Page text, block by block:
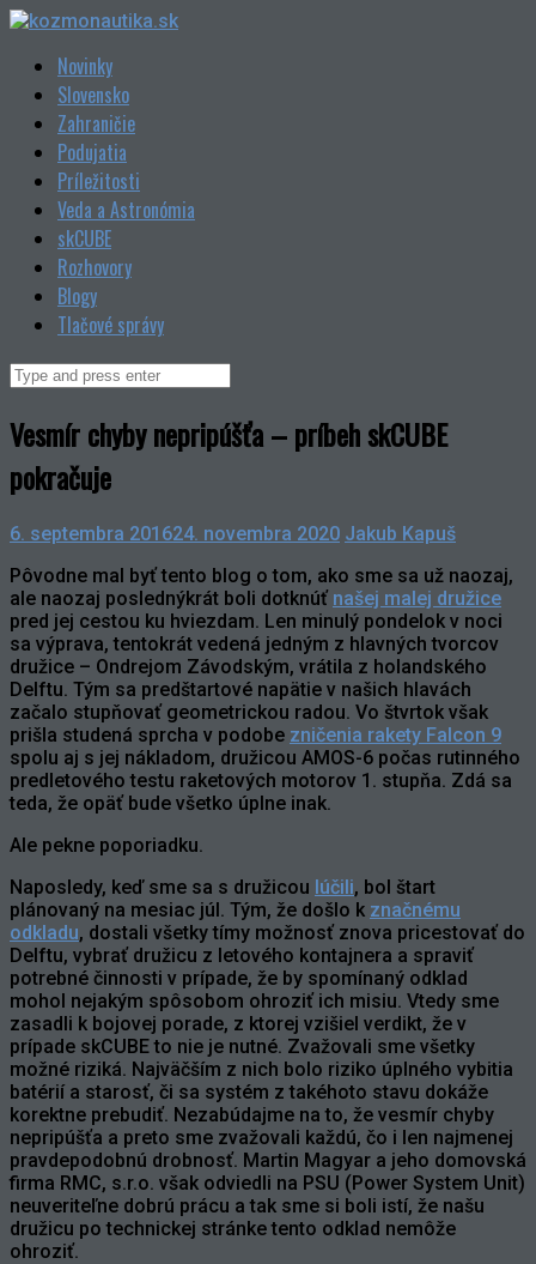
Skip
contentNovinky
Slovensko
Zahraničie
Podujatia
Príležitosti
Veda a Astronómia
skCUBE
Rozhovory
Blogy
Tlačové správy
Search
Vesmír chyby nepripúšťa – príbeh skCUBE
pokračuje
6. septembra 201624. novembra 2020 Jakub Kapuš
Pôvodne mal byť tento blog o tom, ako sme sa už naozaj,
ale naozaj poslednýkrát boli dotknúť našej malej družice
pred jej cestou ku hviezdam. Len minulý pondelok v noci
sa výprava, tentokrát vedená jedným z hlavných tvorcov
družice – Ondrejom Závodským, vrátila z holandského
Delftu. Tým sa predštartové napätie v našich hlavách
začalo stupňovať geometrickou radou. Vo štvrtok však
prišla studená sprcha v podobe zničenia rakety Falcon 9
spolu aj s jej nákladom, družicou AMOS-6 počas rutinného
predletového testu raketových motorov 1. stupňa. Zdá sa
teda, že opäť bude všetko úplne inak.
Ale pekne poporiadku.
Naposledy, keď sme sa s družicou lúčili, bol štart
plánovaný na mesiac júl. Tým, že došlo k značnému
odkladu, dostali všetky tímy možnosť znova pricestovať do
Delftu, vybrať družicu z letového kontajnera a spraviť
potrebné činnosti v prípade, že by spomínaný odklad
mohol nejakým spôsobom ohroziť ich misiu. Vtedy sme
zasadli k bojovej porade, z ktorej vzišiel verdikt, že v
prípade skCUBE to nie je nutné. Zvažovali sme všetky
možné riziká. Najväčším z nich bolo riziko úplného vybitia
batérií a starosť, či sa systém z takéhoto stavu dokáže
korektne prebudiť. Nezabúdajme na to, že vesmír chyby
nepripúšťa a preto sme zvažovali každú, čo i len najmenej
pravdepodobnú drobnosť. Martin Magyar a jeho domovská
firma RMC, s.r.o. však odviedli na PSU (Power System Unit)
neuveriteľne dobrú prácu a tak sme si boli istí, že našu
družicu po technickej stránke tento odklad nemôže
ohroziť.